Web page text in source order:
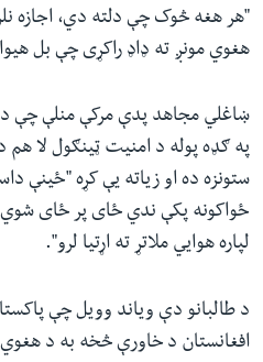
"هر هغه څوک چې دلته دي، اجازه
هغوي مونږ ته ډاډ راکړی چې بل
ښاغلي مجاهد پدې مرکې منلې چې د
په ګډه پوله د امنیت ټینګول لا هم
ستونزه ده او زیاته یې کړه "ځینې
ځواکونه پکې ندي ځای پر ځای
لپاره هوایي ملاتړ ته اړتیا لرو."
د طالبانو دې ویاند وویل چې
افغانستان د خاورې څخه به د